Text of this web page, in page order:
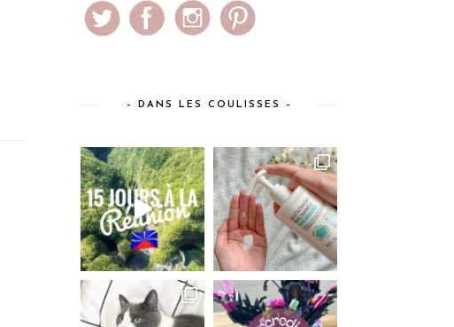
– DANS LES COULISSES –